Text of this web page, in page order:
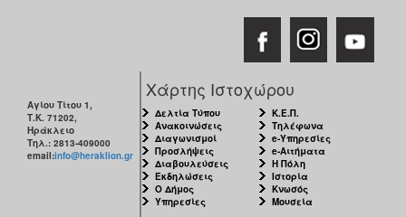
Αγίου Τίτου 1,
Τ.Κ. 71202,
Ηράκλειο
Τηλ.: 2813-409000
email:info@heraklion.gr
Χάρτης Ιστοχώρου
Δελτία Τύπου
Ανακοινώσεις
Διαγωνισμοί
Προσλήψεις
Διαβουλεύσεις
Εκδηλώσεις
Ο Δήμος
Υπηρεσίες
Κ.Ε.Π.
Τηλέφωνα
e-Υπηρεσίες
e-Αιτήματα
Η Πόλη
Ιστορία
Κνωσός
Μουσεία